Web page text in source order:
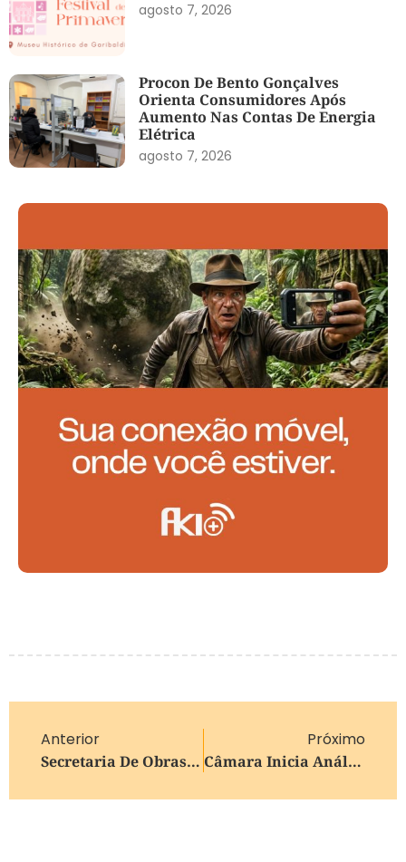
agosto 7, 2026
Procon De Bento Gonçalves
Orienta Consumidores Após
Aumento Nas Contas De Energia
Elétrica
agosto 7, 2026
Anterior
Secretaria De Obras Intensifica Manutenção De Estradas De Terra Na Região Leste De Caxias Do Sul
Próximo
Câmara Inicia Análise De Projeto Sobre Exploração De Minerais Críticos